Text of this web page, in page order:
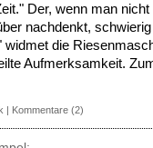
Der, wenn man
nachdenkt,
widmet die
Aufmerksamkeit.
| Kommentare (2)